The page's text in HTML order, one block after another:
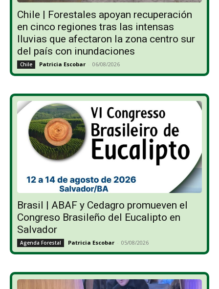
Chile | Forestales apoyan recuperación
en cinco regiones tras las intensas
lluvias que afectaron la zona centro sur
del país con inundaciones
Chile Patricia Escobar - 06/08/2026
Brasil | ABAF y Cedagro promueven el
Congreso Brasileño del Eucalipto en
Salvador
Agenda Forestal Patricia Escobar - 05/08/2026